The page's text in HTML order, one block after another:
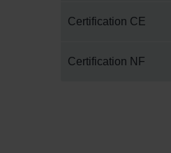
Certification CE
Certification NF